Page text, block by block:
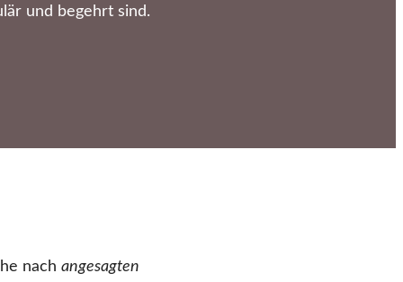
und begehrt sind.
nach angesagten